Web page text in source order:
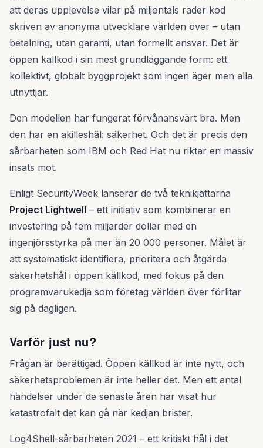
att deras upplevelse vilar på miljontals rader kod
skriven av anonyma utvecklare världen över – utan
betalning, utan garanti, utan formellt ansvar. Det är
öppen källkod i sin mest grundläggande form: ett
kollektivt, globalt byggprojekt som ingen äger men alla
utnyttjar.
Den modellen har fungerat förvånansvärt bra. Men
den har en akilleshäl: säkerhet. Och det är precis den
sårbarheten som IBM och Red Hat nu riktar en massiv
insats mot.
Enligt SecurityWeek lanserar de två teknikjättarna
Project Lightwell – ett initiativ som kombinerar en
investering på fem miljarder dollar med en
ingenjörsstyrka på mer än 20 000 personer. Målet är
att systematiskt identifiera, prioritera och åtgärda
säkerhetshål i öppen källkod, med fokus på den
programvarukedja som företag världen över förlitar
sig på dagligen.
Varför just nu?
Frågan är berättigad. Öppen källkod är inte nytt, och
säkerhetsproblemen är inte heller det. Men ett antal
händelser under de senaste åren har visat hur
katastrofalt det kan gå när kedjan brister.
Log4Shell-sårbarheten 2021 – ett kritiskt hål i det